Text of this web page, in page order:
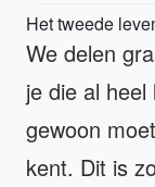
Het tweede
We delen
je die al
gewoon
kent. Dit is